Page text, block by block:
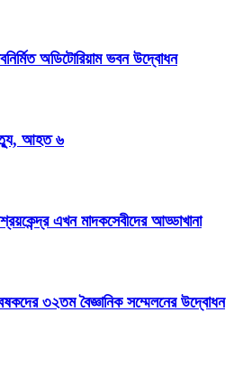
অডিটোরিয়াম ভবন উদ্বোধন
আহত ৬
এখন মাদকসেবীদের আড্ডাখানা
৩২তম বৈজ্ঞানিক সম্মেলনের উদ্বোধন